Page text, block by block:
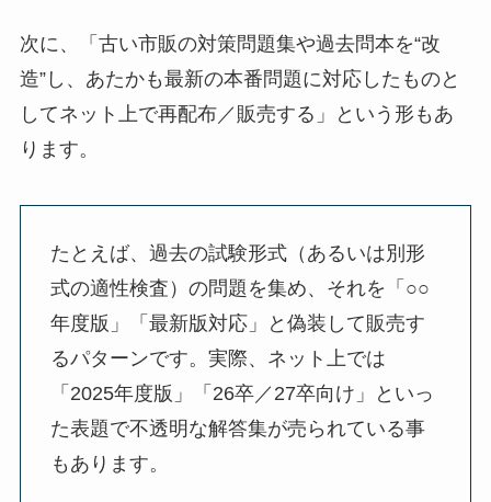
次に、「古い市販の対策問題集や過去問本を“改
造”し、あたかも最新の本番問題に対応したものと
してネット上で再配布／販売する」という形もあ
ります。
たとえば、過去の試験形式（あるいは別形
式の適性検査）の問題を集め、それを「○○
年度版」「最新版対応」と偽装して販売す
るパターンです。実際、ネット上では
「2025年度版」「26卒／27卒向け」といっ
た表題で不透明な解答集が売られている事
もあります。